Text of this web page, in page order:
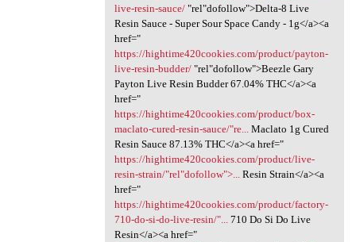
live-resin-sauce/‎"rel"dofollow">Delta-8 Live
Resin Sauce - Super Sour Space Candy - 1g</a><a
href="
https://hightime420cookies.com/product/payton-
live-resin-budder/‎"rel"dofollow">Beezle Gary
Payton Live Resin Budder 67.04% THC</a><a
href="
https://hightime420cookies.com/product/box-
maclato-cured-resin-sauce/"re...
Maclato 1g Cured
Resin Sauce 87.13% THC</a><a href="
https://hightime420cookies.com/product/live-
resin-strain/"rel"dofollow">...
Resin Strain</a><a
href="
https://hightime420cookies.com/product/factory-
710-do-si-do-live-resin/"...
710 Do Si Do Live
Resin</a><a href="